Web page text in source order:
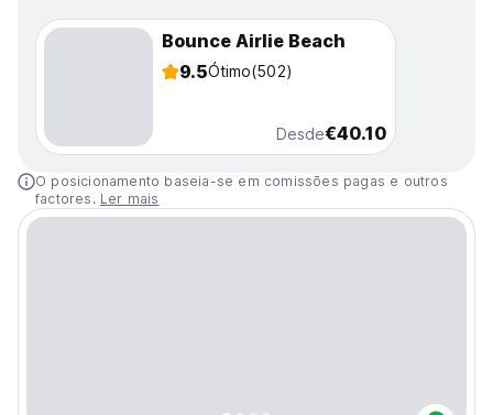
Bounce Airlie Beach
9.5Ótimo(502)
Desde€40.10
O posicionamento baseia-se em comissões pagas e outros
factores. Ler mais